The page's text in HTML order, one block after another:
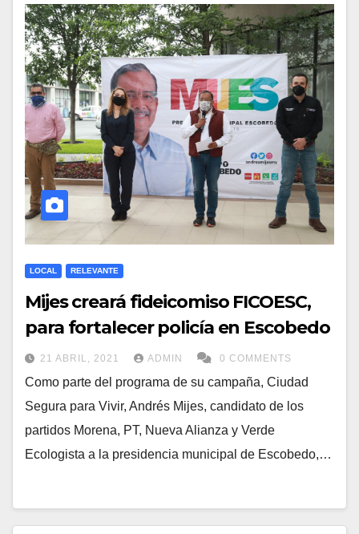
LOCAL RELEVANTE
Mijes creará fideicomiso FICOESC,
para fortalecer policía en Escobedo
21 ABRIL, 2021 ADMIN 0 COMMENTS
Como parte del programa de su campaña, Ciudad
Segura para Vivir, Andrés Mijes, candidato de los
partidos Morena, PT, Nueva Alianza y Verde
Ecologista a la presidencia municipal de Escobedo,…